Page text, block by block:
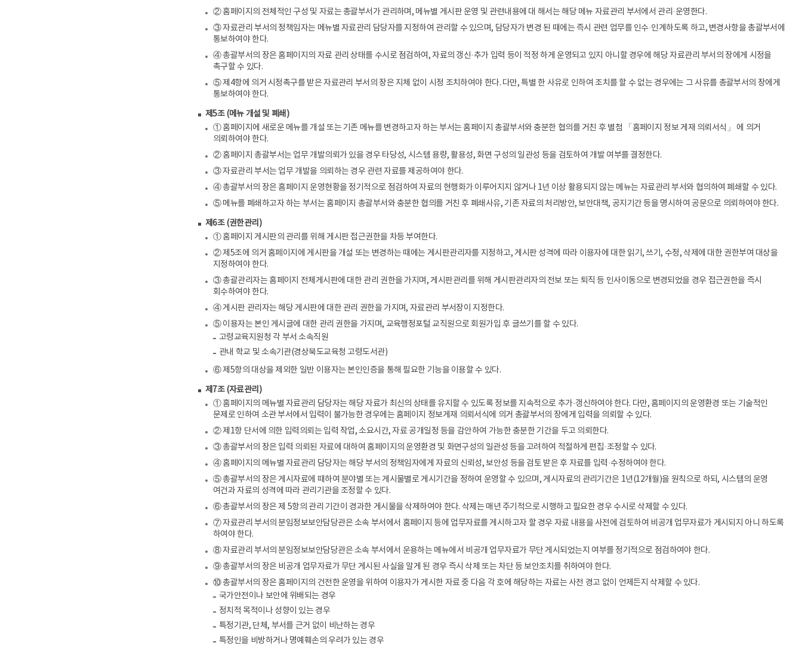
② 홈페이지의 전체적인 구성 및 자료는 총괄부서가 관리하며, 메뉴별 게시판 운영 및 관련내용에 대 해서는 해당 메뉴 자료관리 부서에서 관리·운영한다.
③ 자료관리 부서의 정책임자는 메뉴별 자료관리 담당자를 지정하여 관리할 수 있으며, 담당자가 변경 된 때에는 즉시 관련 업무를 인수·인계하도록 하고, 변경사항을 총괄부서에
통보하여야 한다.
④ 총괄부서의 장은 홈페이지의 자료 관리 상태를 수시로 점검하여, 자료의 갱신·추가 입력 등이 적정 하게 운영되고 있지 아니할 경우에 해당 자료관리 부서의 장에게 시정을
촉구할 수 있다.
⑤ 제4항에 의거 시정촉구를 받은 자료관리 부서의 장은 지체 없이 시정 조치하여야 한다. 다만, 특별 한 사유로 인하여 조치를 할 수 없는 경우에는 그 사유를 총괄부서의 장에게
통보하여야 한다.
제5조 (메뉴 개설 및 폐쇄)
① 홈페이지에 새로운 메뉴를 개설 또는 기존 메뉴를 변경하고자 하는 부서는 홈페이지 총괄부서와 충분한 협의를 거친 후 별첨 「홈페이지 정보 게재 의뢰서식」 에 의거
의뢰하여야 한다.
② 홈페이지 총괄부서는 업무 개발의뢰가 있을 경우 타당성, 시스템 용량, 활용성, 화면 구성의 일관성 등을 검토하여 개발 여부를 결정한다.
③ 자료관리 부서는 업무 개발을 의뢰하는 경우 관련 자료를 제공하여야 한다.
④ 총괄부서의 장은 홈페이지 운영현황을 정기적으로 점검하여 자료의 현행화가 이루어지지 않거나 1년 이상 활용되지 않는 메뉴는 자료관리 부서와 협의하여 폐쇄할 수 있다.
⑤ 메뉴를 폐쇄하고자 하는 부서는 홈페이지 총괄부서와 충분한 협의를 거친 후 폐쇄사유, 기존 자료의 처리방안, 보안대책, 공지기간 등을 명시하여 공문으로 의뢰하여야 한다.
제6조 (권한관리)
① 홈페이지 게시판의 관리를 위해 게시판 접근권한을 차등 부여한다.
② 제5조에 의거 홈페이지에 게시판을 개설 또는 변경하는 때에는 게시판관리자를 지정하고, 게시판 성격에 따라 이용자에 대한 읽기, 쓰기, 수정, 삭제에 대한 권한부여 대상을
지정하여야 한다.
③ 총괄관리자는 홈페이지 전체게시판에 대한 관리 권한을 가지며, 게시판관리를 위해 게시판관리자의 전보 또는 퇴직 등 인사이동으로 변경되었을 경우 접근권한을 즉시
회수하여야 한다.
④ 게시판 관리자는 해당 게시판에 대한 관리 권한을 가지며, 자료관리 부서장이 지정한다.
⑤ 이용자는 본인 게시글에 대한 관리 권한을 가지며, 교육행정포털 교직원으로 회원가입 후 글쓰기를 할 수 있다.
고령교육지원청 각 부서 소속직원
관내 학교 및 소속기관(경상북도교육청 고령도서관)
⑥ 제5항의 대상을 제외한 일반 이용자는 본인인증을 통해 필요한 기능을 이용할 수 있다.
제7조 (자료관리)
① 홈페이지의 메뉴별 자료관리 담당자는 해당 자료가 최신의 상태를 유지할 수 있도록 정보를 지속적으로 추가·갱신하여야 한다. 다만, 홈페이지의 운영환경 또는 기술적인
문제로 인하여 소관 부서에서 입력이 불가능한 경우에는 홈페이지 정보게재 의뢰서식에 의거 총괄부서의 장에게 입력을 의뢰할 수 있다.
② 제1항 단서에 의한 입력의뢰는 입력 작업, 소요시간, 자료 공개일정 등을 감안하여 가능한 충분한 기간을 두고 의뢰한다.
③ 총괄부서의 장은 입력 의뢰된 자료에 대하여 홈페이지의 운영환경 및 화면구성의 일관성 등을 고려하여 적절하게 편집·조정할 수 있다.
④ 홈페이지의 메뉴별 자료관리 담당자는 해당 부서의 정책임자에게 자료의 신뢰성, 보안성 등을 검토 받은 후 자료를 입력·수정하여야 한다.
⑤ 총괄부서의 장은 게시자료에 때하여 분야별 또는 게시물별로 게시기간을 정하여 운영할 수 있으며, 게시자료의 관리기간은 1년(12개월)을 원칙으로 하되, 시스템의 운영
여건과 자료의 성격에 따라 관리기관을 조정할 수 있다.
⑥ 총괄부서의 장은 제 5항의 관리 기간이 경과한 게시물을 삭제하여야 한다. 삭제는 매년 주기적으로 시행하고 필요한 경우 수시로 삭제할 수 있다.
⑦ 자료관리 부서의 분임정보보안담당관은 소속 부서에서 홈페이지 등에 업무자료를 게시하고자 할 경우 자료 내용을 사전에 검토하여 비공개 업무자료가 게시되지 아니 하도록
하여야 한다.
⑧ 자료관리 부서의 분임정보보안담당관은 소속 부서에서 운용하는 메뉴에서 비공개 업무자료가 무단 게시되었는지 여부를 정기적으로 점검하여야 한다.
⑨ 총괄부서의 장은 비공개 업무자료가 무단 게시된 사실을 알게 된 경우 즉시 삭제 또는 차단 등 보안조치를 취하여야 한다.
⑩ 총괄부서의 장은 홈페이지의 건전한 운영을 위하여 이용자가 게시한 자료 중 다음 각 호에 해당하는 자료는 사전 경고 없이 언제든지 삭제할 수 있다.
국가안전이나 보안에 위배되는 경우
정치적 목적이나 성향이 있는 경우
특정기관, 단체, 부서를 근거 없이 비난하는 경우
특정인을 비방하거나 명예훼손의 우려가 있는 경우